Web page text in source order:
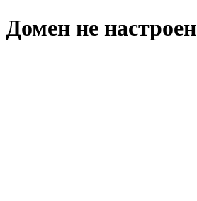
Домен не настроен